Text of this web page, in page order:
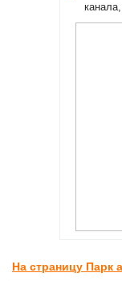
На страницу Парк